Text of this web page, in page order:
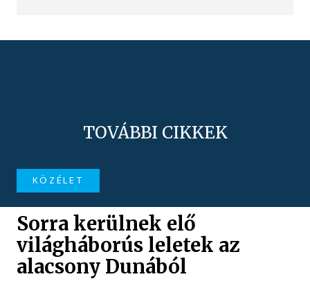
TOVÁBBI CIKKEK
KÖZÉLET
Sorra kerülnek elő
világháborús leletek az
alacsony Dunából